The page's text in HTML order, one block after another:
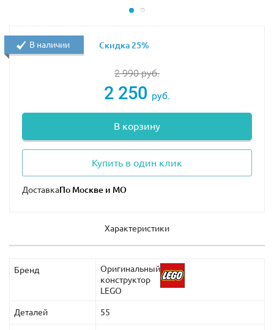
2 990руб.
2 250 руб.
В корзину
Купить в один клик
Доставка
В наличии Скидка 25%
Характеристики
Бренд
Оригинальный
конструктор
LEGO
Деталей 55